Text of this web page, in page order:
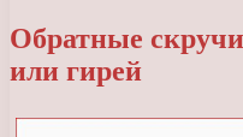
Обратные
или гирей